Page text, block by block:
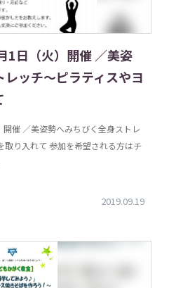
1日（火）開催 ／美姿
ッチ〜ピラティスやヨ
開催 ／美姿勢へみちびく全身ストレ
取り入れて 参加を希望される方はチ
2019.09.19